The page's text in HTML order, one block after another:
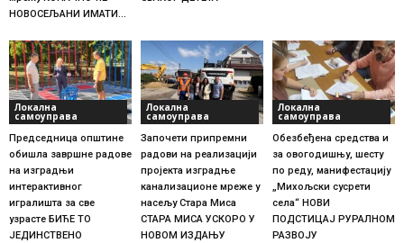
НОВОСЕЉАНИ ИМАТИ...
Локална
самоуправа
Председница општине
обишла завршне радове
на изградњи
интерактивног
игралишта за све
узрасте БИЋЕ ТО
ЈЕДИНСТВЕНО
Локална
самоуправа
Започети припремни
радови на реализацији
пројекта изградње
канализационе мреже у
насељу Стара Миса
СТАРА МИСА УСКОРО У
НОВОМ ИЗДАЊУ
Локална
самоуправа
Обезбеђена средства и
за овогодишњу, шесту
по реду, манифестацију
„Михољски сусрети
села“ НОВИ
ПОДСТИЦАЈ РУРАЛНОМ
РАЗВОЈУ